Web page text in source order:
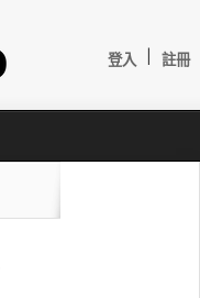
登入 註冊